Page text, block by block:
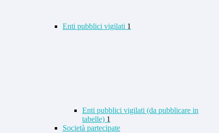
Enti pubblici vigilati 1
Enti pubblici vigilati (da pubblicare in
tabelle) 1
Società partecipate